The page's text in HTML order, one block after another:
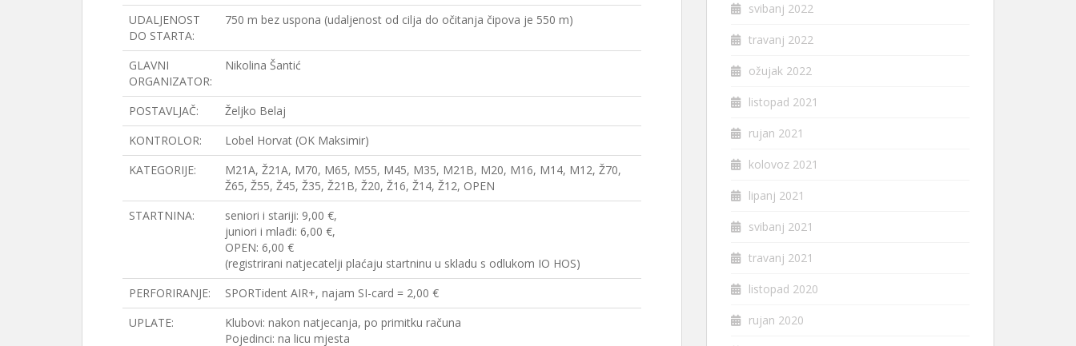
UDALJENOST
DO STARTA:
750 m bez uspona (udaljenost od cilja do očitanja čipova je 550 m)
GLAVNI
ORGANIZATOR:
Nikolina Šantić
POSTAVLJAČ:
Željko Belaj
KONTROLOR:
Lobel Horvat (OK Maksimir)
KATEGORIJE:
M21A, Ž21A, M70, M65, M55, M45, M35, M21B, M20, M16, M14, M12, Ž70,
Ž65, Ž55, Ž45, Ž35, Ž21B, Ž20, Ž16, Ž14, Ž12, OPEN
STARTNINA:
seniori i stariji: 9,00 €,
juniori i mlađi: 6,00 €,
OPEN: 6,00 €
(registrirani natjecatelji plaćaju startninu u skladu s odlukom IO HOS)
PERFORIRANJE:
SPORTident AIR+, najam SI-card = 2,00 €
UPLATE:
Klubovi: nakon natjecanja, po primitku računa
Pojedinci: na licu mjesta
svibanj 2022
travanj 2022
ožujak 2022
listopad 2021
rujan 2021
kolovoz 2021
lipanj 2021
svibanj 2021
travanj 2021
listopad 2020
rujan 2020